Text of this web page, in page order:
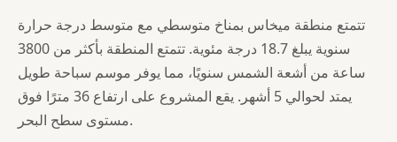
تتمتع منطقة ميخاس بمناخ متوسطي مع متوسط درجة حرارة
سنوية يبلغ 18.7 درجة مئوية. تتمتع المنطقة بأكثر من 3800
ساعة من أشعة الشمس سنويًا، مما يوفر موسم سباحة طويل
يمتد لحوالي 5 أشهر. يقع المشروع على ارتفاع 36 مترًا فوق
مستوى سطح البحر.